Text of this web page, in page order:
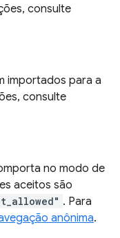
consulte
importados para a
consulte
no modo de
aceitos são
. Para
anônima.